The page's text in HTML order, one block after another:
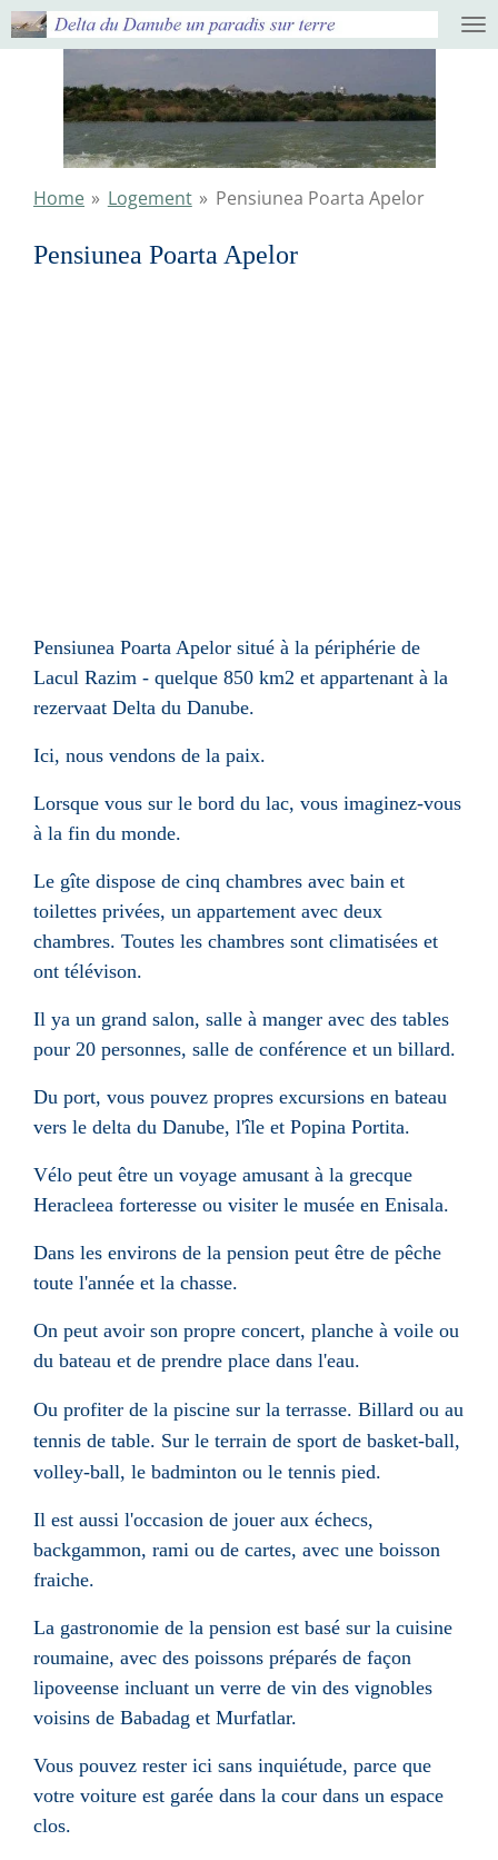
Ga
direct
hoofdinhoud
Home » Logement » Pensiunea Poarta Apelor
Pensiunea Poarta Apelor
Pensiunea Poarta Apelor situé à la périphérie de
Lacul Razim - quelque 850 km2 et appartenant à la
rezervaat Delta du Danube.
Ici, nous vendons de la paix.
Lorsque vous sur le bord du lac, vous imaginez-vous
à la fin du monde.
Le gîte dispose de cinq chambres avec bain et
toilettes privées, un appartement avec deux
chambres. Toutes les chambres sont climatisées et
ont télévison.
Il ya un grand salon, salle à manger avec des tables
pour 20 personnes, salle de conférence et un billard.
Du port, vous pouvez propres excursions en bateau
vers le delta du Danube, l'île et Popina Portita.
Vélo peut être un voyage amusant à la grecque
Heracleea forteresse ou visiter le musée en Enisala.
Dans les environs de la pension peut être de pêche
toute l'année et la chasse.
On peut avoir son propre concert, planche à voile ou
du bateau et de prendre place dans l'eau.
Ou profiter de la piscine sur la terrasse. Billard ou au
tennis de table. Sur le terrain de sport de basket-ball,
volley-ball, le badminton ou le tennis pied.
Il est aussi l'occasion de jouer aux échecs,
backgammon, rami ou de cartes, avec une boisson
fraiche.
La gastronomie de la pension est basé sur la cuisine
roumaine, avec des poissons préparés de façon
lipoveense incluant un verre de vin des vignobles
voisins de Babadag et Murfatlar.
Vous pouvez rester ici sans inquiétude, parce que
votre voiture est garée dans la cour dans un espace
clos.